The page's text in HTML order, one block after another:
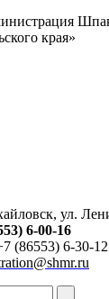
края»
ул.
6-00-16
(86553) 6-30-12